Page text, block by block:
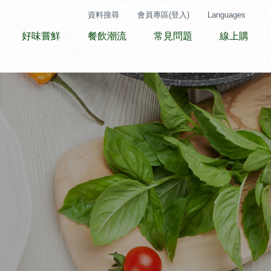
好味嘗鮮 餐飲潮流 常見問題 線上購
資料搜尋 會員專區(登入) Languages